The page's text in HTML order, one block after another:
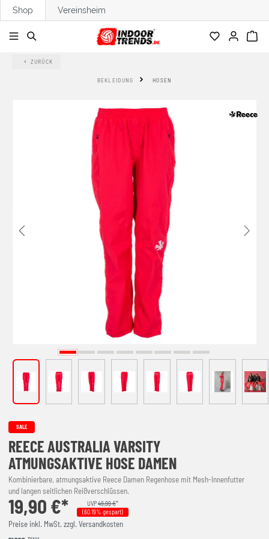
springen
Shop Vereinsheim
ZURÜCK
BEKLEIDUNG HOSEN
SALE
REECE AUSTRALIA VARSITY
ATMUNGSAKTIVE HOSE DAMEN
Kombinierbare, atmungsaktive Reece Damen Regenhose mit Mesh-Innenfutter
und langen seitlichen Reißverschlüssen.
19,90 €* UVP49,99 €*
(60.19% gespart)
Preise inkl. MwSt. zzgl. Versandkosten